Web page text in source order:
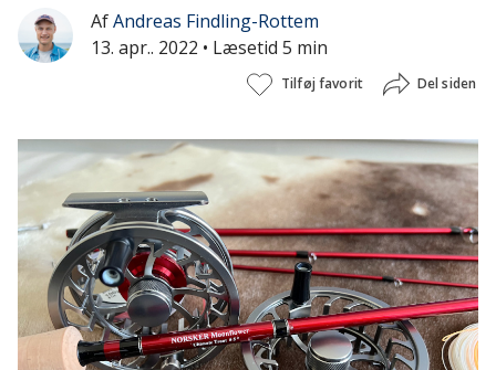
AfAndreas Findling-Rottem
13. apr.. 2022 • Læsetid 5 min
Tilføj favorit Del siden